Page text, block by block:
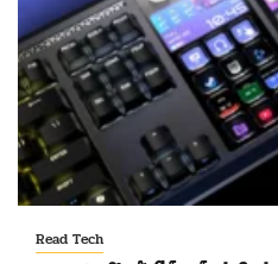
Read Tech